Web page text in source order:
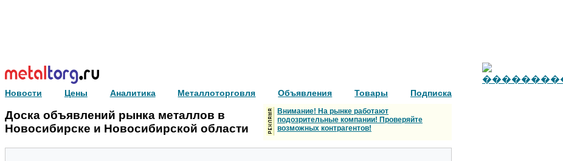
Новости Цены Аналитика Металлоторговля Объявления Товары Подписка
Доска объявлений рынка металлов в
Новосибирске и Новосибирской области
Внимание! На рынке работают
подозрительные компании! Проверяйте
возможных контрагентов!